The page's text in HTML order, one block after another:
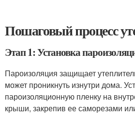
Пошаговый процесс
Этап 1: Установка
Пароизоляция защищает
может проникнуть изнутри дома.
пароизоляционную пленку на
крыши, закрепив ее саморезами